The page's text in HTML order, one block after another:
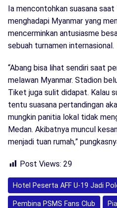
Ia mencontohkan suasana
menghadapi Myanmar yang
mencerminkan antusiasme
sebuah turnamen internasional.
“Abang bisa lihat sendiri saat
melawan Myanmar. Stadion
Tiket juga sulit didapat. Kalau
tentu suasana pertandingan
mungkin panitia lokal tidak
Medan. Akibatnya muncul
menjadi tuan rumah,”
Post Views: 29
Hotel Peserta AFF U-19 Jadi
Pembina PSMS Fans Club